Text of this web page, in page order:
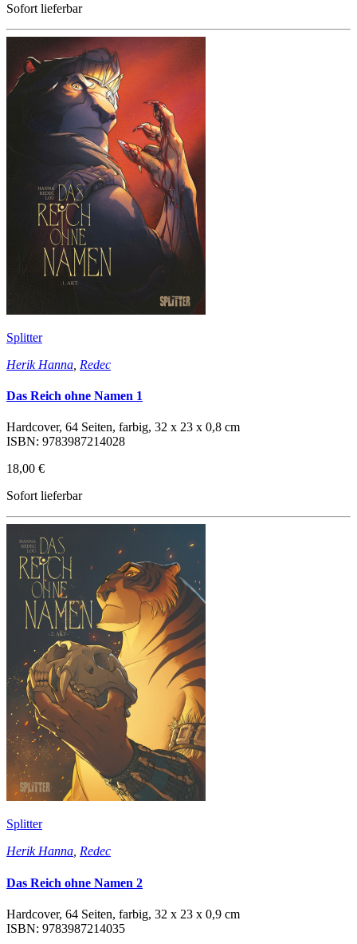
Sofort lieferbar
Splitter
Herik Hanna Redec
Das Reich ohne Namen 1
Hardcover, 64 Seiten, farbig, 32 x 23 x 0,8 cm
ISBN: 9783987214028
18,00 €
Sofort lieferbar
Splitter
Herik Hanna Redec
Das Reich ohne Namen 2
Hardcover, 64 Seiten, farbig, 32 x 23 x 0,9 cm
ISBN: 9783987214035